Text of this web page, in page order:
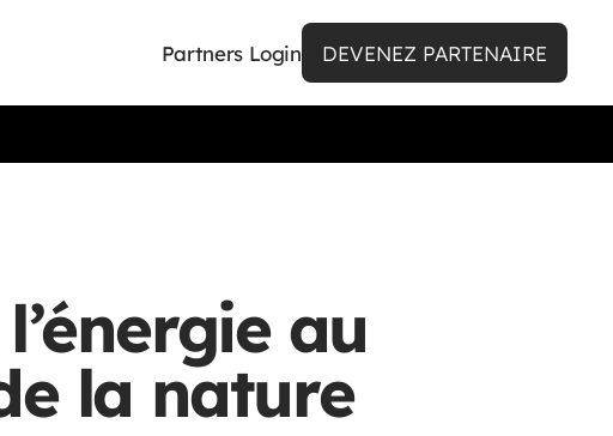
Partners Login DEVENEZ PARTENAIRE
au
la nature